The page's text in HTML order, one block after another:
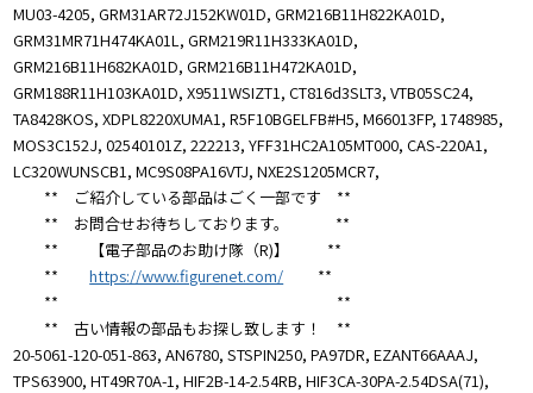
MU03-4205, GRM31AR72J152KW01D, GRM216B11H822KA01D,
GRM31MR71H474KA01L, GRM219R11H333KA01D,
GRM216B11H682KA01D, GRM216B11H472KA01D,
GRM188R11H103KA01D, X9511WSIZT1, CT816d3SLT3, VTB05SC24,
TA8428KOS, XDPL8220XUMA1, R5F10BGELFB#H5, M66013FP, 1748985,
MOS3C152J, 02540101Z, 222213, YFF31HC2A105MT000, CAS-220A1,
LC320WUNSCB1, MC9S08PA16VTJ, NXE2S1205MCR7,
** ご紹介している部品はごく一部です **
** お問合せお待ちしております。 **
** 【電子部品のお助け隊（R)】 **
**https://www.figurenet.com/ **
** **
** 古い情報の部品もお探し致します！ **
20-5061-120-051-863, AN6780, STSPIN250, PA97DR, EZANT66AAAJ,
TPS63900, HT49R70A-1, HIF2B-14-2.54RB, HIF3CA-30PA-2.54DSA(71),